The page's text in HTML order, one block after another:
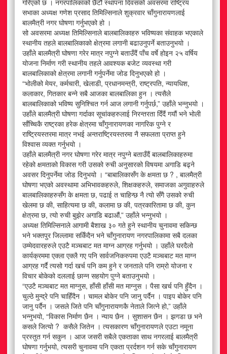
स्वास्थ्य
मनोरञ्जन
जीवनशैली
सभाका अध्यक्ष गणेश प्रसाद तिमिल्सिनाले शुक्रवार चाँगुनारायणलाई
बालमैत्री नगर घोषणा गर्नुभएको हो ।
सो अवसरमा अध्यक्ष तिमिल्सिनाले बालबालिकाहरु भविष्यका संवाहक भएकाले
स्थानीय तहले बालबालिकाको क्षेत्रमा लगानी बढाउनुपर्ने बताउनुभयो ।
उहाँले बालमैत्री घोषणा गरेर मात्र नपुग्ने बताउँदैं पाँच वर्षे होइन २५ वर्षिय
योजना निर्माण गरी स्थानीय तहले आवश्यक बजेट व्यवस्था गरी
बालबालिकाको क्षेत्रमा लगानी गर्नुपर्नेमा जोड दिनुभएको हो ।
“भोलीको मेयर, कर्मचारी, खेलाडी, प्रधानमन्त्री, राष्ट्रपति, न्यायधिश,
कलाकार, गितकार बन्ने सबै आजका बालबालिका हुन । त्यसैले
बालबालिकाको भविष्य सुनिश्चित गर्न आज लगानी गर्नुपर्छ,” उहाँले भन्नुभयो ।
उहाँले बालमैत्री घोषणा गर्दाका सूचांकहरुलाई निरन्तरता दिँदैं गयौं भने भोली
साँच्चिकै राष्ट्रका हरेक क्षेत्रमा चाँगुनारायणका नागरिक पुग्ने र
राष्ट्रियस्तरमा मात्र नभई अन्तराष्ट्रियस्तरमा नै सफलता प्राप्त हुने
विश्वास व्यक्त गर्नुभयो ।
उहाँले बालमैत्री नगर घोषणा गरेर मात्र नपुग्ने बताउँदैं बालबालिकाहरुमा
रहेको क्षमताको विकास गरी उसको रुची अनुसारको विषयमा अगाडि बढ्ने
अवसर दिनुपर्नेमा जोड दिनुभयो । “बाबालिकासँग के क्षमता छ ? , बालमैत्री
घोषणा भएको अवस्थामा अभिभावकहरुले, शिक्षकहरुले, समाजका अगुवाहरुले
बालबालिकाहरुसँग के क्षमता छ, पढाई त चाहिन्छ नै त्यो सँगै उसको रुची
खेलमा छ की, साहित्यमा छ की, कलामा छ की, पत्रकारितामा छ की, कुन
क्षेत्रमा छ, त्यो रुची बुझेर अगाडि बढाऔं,” उहाँले भन्नुभयो ।
अध्यक्ष तिमिल्सिनाले आगामी बैशाख ३० गते हुने स्थानीय चुनावमा सकिन्छ
भने भक्तपुर जिल्लामा सकिँदैन भने चाँगुनारायण नगरपालिकामा सबै दलका
उम्मेदवारहरुले एउटै मञ्चबाट मत माग्न आग्रह गर्नुभयो । उहाँले घरदैलो
कार्यक्रममा एक्ला एक्लै गए पनि सार्वजनिकरुपमा एउटै मञ्चबाट मत माग्न
आग्रह गर्दै त्यसो गर्दा खर्च पनि कम हुने र जनताले पनि राम्रो योजना र
विचार बोकेको दललाई छान्न सहयोग पुग्ने बताउनुभयो ।
“एउटै मञ्चबाट मत माग्नुस, हाँसी हाँसी मत माग्नुस । पैसा खर्च पनि हुँदैन ।
चुल्ठे मुन्द्रे पनि चाहिँदैन । चामल बोकेर पनि जानु पर्दैन । पाइप बोकेर पनि
जानु पर्दैन । जसले जिते पनि चाँगुनारायणकै नेताले जित्ने हो,” उहाँले
भन्नुभयो, “विकास निर्माण छैन । न्याय छैन । सुशासन छैन । झगडा छ भने
कसले जित्यो ? कसैले जितेन । त्यसकारण चाँगुनारायणले एउटा नमूना
प्रस्तुत गर्न सकुन । आज जसरी सबैले एकताका साथ नगरलाई बालमैत्री
घोषणा गर्नुभयो, त्यसरी चुनावमा पनि एकता प्रर्दशन गर्न सके चाँगुनारायण